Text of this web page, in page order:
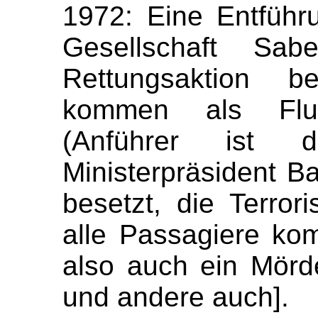
1972: Eine
Gesellschaft
Rettungsaktion
kommen als
(Anführer ist
Ministerpräsident
besetzt, die
alle Passagiere
also auch ein
und andere auch].